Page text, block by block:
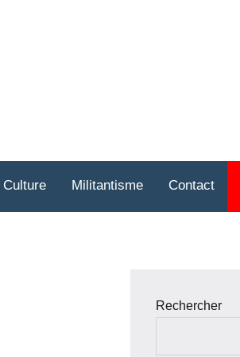
Culture Militantisme Contact
Rechercher